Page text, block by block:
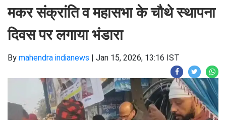
मकर संक्रांति व महासभा के चौथे स्थापना
दिवस पर लगाया भंडारा
By mahendra indianews | Jan 15, 2026, 13:16 IST